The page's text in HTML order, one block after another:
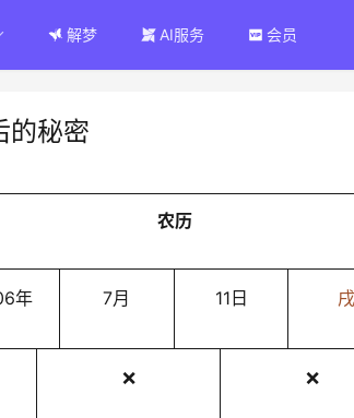
解梦 AI服务 会员
的秘密
农历
年 7月 11日 戌
❌ ❌